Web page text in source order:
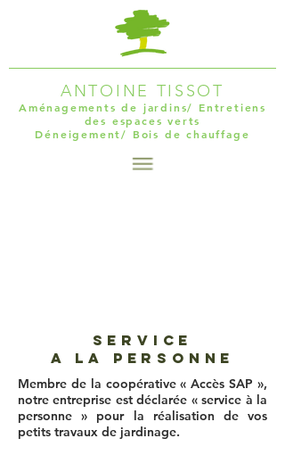
ANTOINE TISSOT
Aménagements de jardins/ Entretiens
des espaces verts
Déneigement/ Bois de chauffage
SERVICE
A LA PERSONNE
Membre de la coopérative « Accès SAP »,
notre entreprise est déclarée « service à la
personne » pour la réalisation de vos
petits travaux de jardinage.